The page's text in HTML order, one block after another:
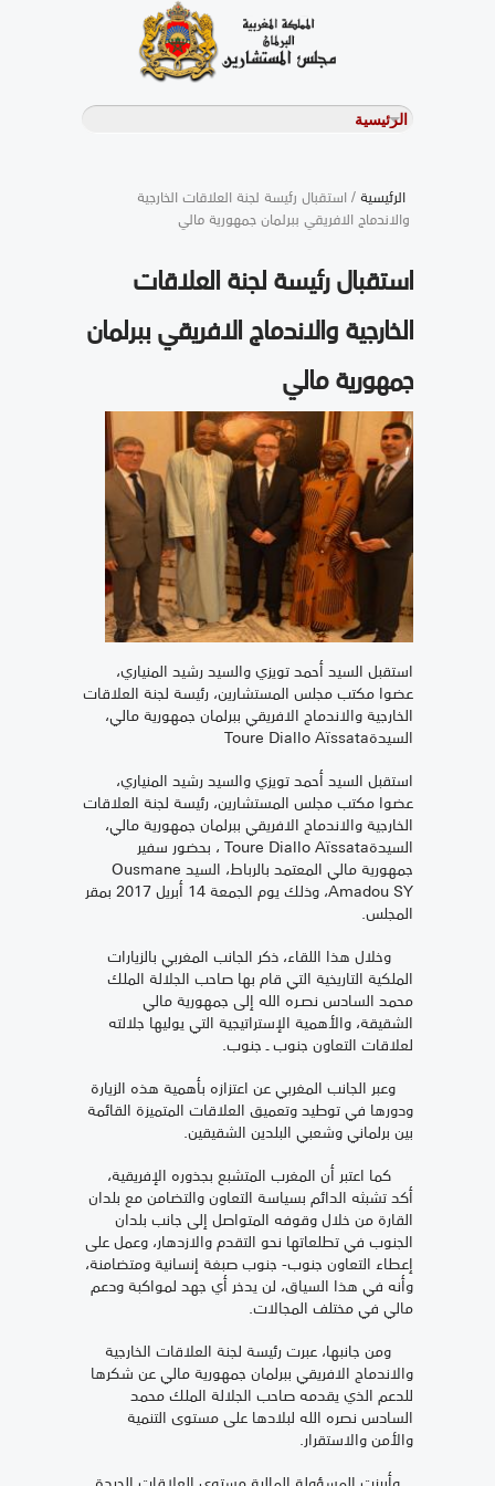
الرئيسية/ استقبال رئيسة لجنة العلاقات الخارجية
والاندماج الافريقي ببرلمان جمهورية مالي
استقبال رئيسة لجنة العلاقات
الخارجية والاندماج الافريقي ببرلمان
جمهورية مالي
استقبل السيد أحمد تويزي والسيد رشيد المنياري،
عضوا مكتب مجلس المستشارين، رئيسة لجنة العلاقات
الخارجية والاندماج الافريقي ببرلمان جمهورية مالي،
السيدةToure Diallo Aïssata
استقبل السيد أحمد تويزي والسيد رشيد المنياري،
عضوا مكتب مجلس المستشارين، رئيسة لجنة العلاقات
الخارجية والاندماج الافريقي ببرلمان جمهورية مالي،
السيدةToure Diallo Aïssata ، بحضور سفير
جمهورية مالي المعتمد بالرباط، السيد Ousmane
Amadou SY، وذلك يوم الجمعة 14 أبريل 2017 بمقر
المجلس.
وخلال هذا اللقاء، ذكر الجانب المغربي بالزيارات
الملكية التاريخية التي قام بها صاحب الجلالة الملك
محمد السادس نصـره الله إلى جمهورية مالي
الشقيقة، والأهمية الإستراتيجية التي يوليها جلالته
لعلاقات التعاون جنوب ـ جنوب.
وعبر الجانب المغربي عن اعتزازه بأهمية هذه الزيارة
ودورها في توطيد وتعميق العلاقات المتميزة القائمة
بين برلماني وشعبي البلدين الشقيقين.
كما اعتبر أن المغرب المتشبع بجذوره الإفريقية،
أكد تشبثه الدائم بسياسة التعاون والتضامن مع بلدان
القارة من خلال وقوفه المتواصل إلى جانب بلدان
الجنوب في تطلعاتها نحو التقدم والازدهار، وعمل على
إعطاء التعاون جنوب- جنوب صبغة إنسانية ومتضامنة،
وأنه في هذا السياق، لن يدخر أي جهد لمواكبة ودعم
مالي في مختلف المجالات.
ومن جانبها، عبرت رئيسة لجنة العلاقات الخارجية
والاندماج الافريقي ببرلمان جمهورية مالي عن شكرها
للدعم الذي يقدمه صاحب الجلالة الملك محمد
السادس نصره الله لبلادها على مستوى التنمية
والأمن والاستقرار.